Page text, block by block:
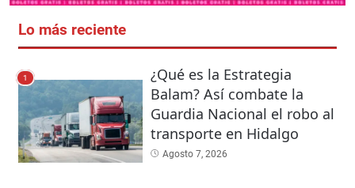
Lo más reciente
1
¿Qué es la Estrategia
Balam? Así combate la
Guardia Nacional el robo al
transporte en Hidalgo
Agosto 7, 2026